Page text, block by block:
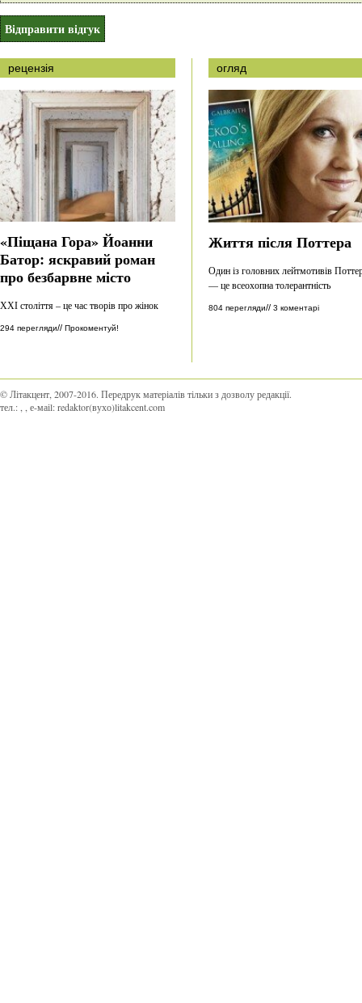
рецензія
«Піщана Гора» Йоанни
Батор: яскравий роман
про безбарвне місто
ХХІ століття – це час творів про жінок
294 перегляди// Прокоментуй!
огляд
Життя після Поттера
Один із головних лейтмотивів
— це всеохопна толерантність
804 перегляди// 3 коментарі
© Літакцент, 2007-2016. Передрук матеріалів тільки з дозволу редакції.
тел.:
, е-маіl:redaktor(вухо)litakcent.com